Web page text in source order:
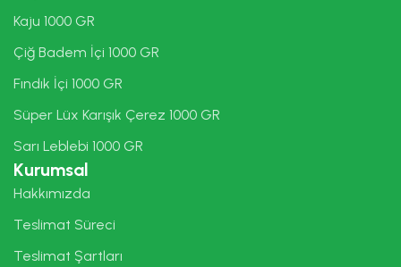
Kaju 1000 GR
Çiğ Badem İçi 1000 GR
Fındık İçi 1000 GR
Süper Lüx Karışık Çerez 1000 GR
Sarı Leblebi 1000 GR
Kurumsal
Hakkımızda
Teslimat Süreci
Teslimat Şartları